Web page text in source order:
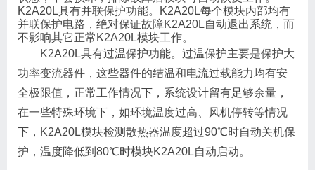
K2A20L具有并联保护功能。K2A20L每个模块内部均有
并联保护电路，绝对保证故障K2A20L自动退出系统，而
不影响其它正常K2A20L模块工作。
K2A20L具有过温保护功能。过温保护主要是保护大
功率变流器件，这些器件的结温和电流过载能力均有安
全极限值，正常工作情况下，系统设计留有足够余量，
在一些特殊环境下，如环境温度过高、风机停转等情况
下，K2A20L模块检测散热器温度超过90℃时自动关机保
护，温度降低到80℃时模块K2A20L自动启动。